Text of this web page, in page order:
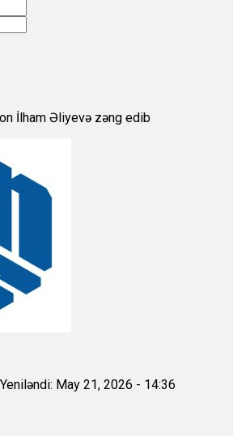
İlham Əliyevə zəng edib
Yeniləndi: May 21, 2026 - 14:36